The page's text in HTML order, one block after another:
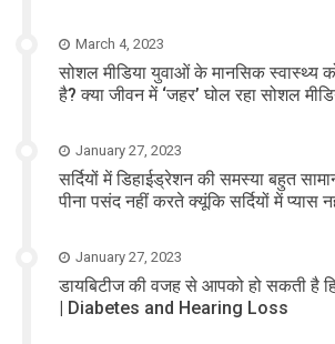
March 4, 2023
सोशल मीडिया युवाओं के मानसिक स्वास्थ्य
है? क्या जीवन में ‘जहर’ घोल रहा सोशल
January 27, 2023
सर्दियों में डिहाईड्रेशन की समस्या बहुत
पीना पसंद नहीं करते क्यूंकि सर्दियों में प्यास
January 27, 2023
डायबिटीज की वजह से आपको हो सकती है
| Diabetes and Hearing Loss